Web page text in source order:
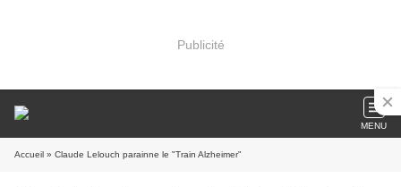
Publicité
MENU
Accueil » Claude Lelouch parainne le "Train Alzheimer"